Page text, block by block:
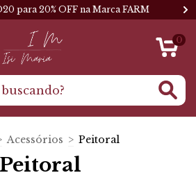
para 20% OFF na Marca FARM
0
Acessórios > Peitoral
Peitoral